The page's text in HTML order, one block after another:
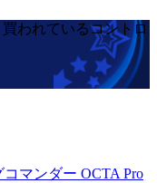
買われているコントロ
マンダー OCTA Pro